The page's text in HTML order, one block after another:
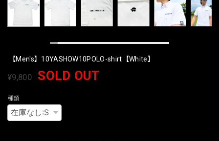
【Men's】10YASHOW10POLO-shirt【White】
¥9,800 SOLD OUT
種類